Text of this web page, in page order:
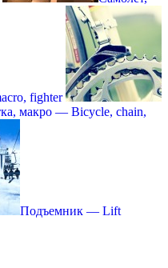
fighter
макро — Bicycle, chain,
Подъемник — Lift